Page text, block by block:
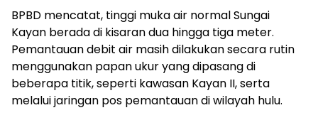
BPBD mencatat, tinggi muka air normal Sungai
Kayan berada di kisaran dua hingga tiga meter.
Pemantauan debit air masih dilakukan secara rutin
menggunakan papan ukur yang dipasang di
beberapa titik, seperti kawasan Kayan II, serta
melalui jaringan pos pemantauan di wilayah hulu.